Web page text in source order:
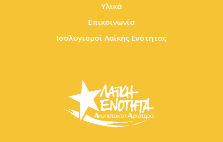
Υλικά
Επικοινωνία
Ισολογισμοί Λαϊκής Ενότητας